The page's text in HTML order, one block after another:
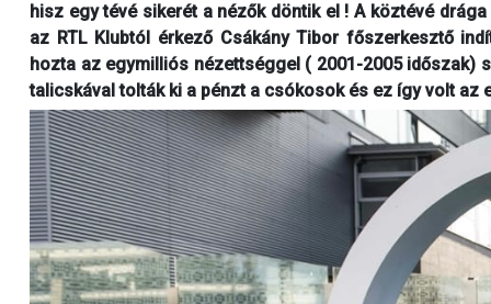
hisz egy tévé sikerét a nézők döntik el ! A köztévé
az RTL Klubtól érkező Csákány Tibor főszerkesztő
hozta az egymilliós nézettséggel ( 2001-2005 időszak)
talicskával tolták ki a pénzt a csókosok és ez így volt az